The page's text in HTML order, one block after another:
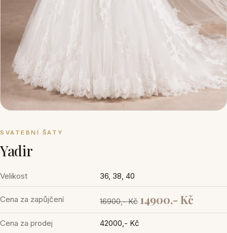
SVATEBNÍ ŠATY
Yadir
Velikost 36, 38, 40
Cena za zapůjčení 16900,- Kč 14900,- Kč
Cena za prodej 42000,- Kč